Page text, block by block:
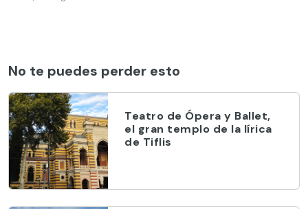
No te puedes perder esto
Teatro de Ópera y Ballet,
el gran templo de la lírica
de Tiflis